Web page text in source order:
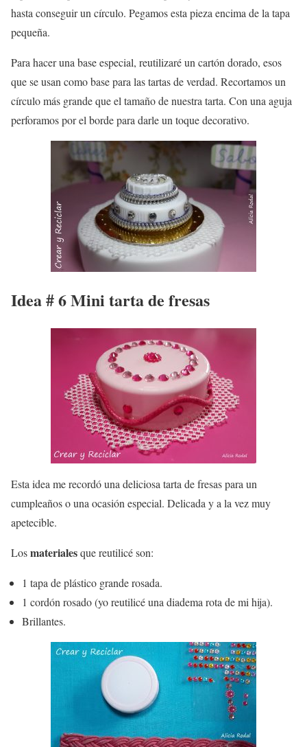
hasta conseguir un círculo. Pegamos esta pieza encima de la tapa
pequeña.
Para hacer una base especial, reutilizaré un cartón dorado, esos
que se usan como base para las tartas de verdad. Recortamos un
círculo más grande que el tamaño de nuestra tarta. Con una aguja
perforamos por el borde para darle un toque decorativo.
Idea # 6 Mini tarta de fresas
Esta idea me recordó una deliciosa tarta de fresas para un
cumpleaños o una ocasión especial. Delicada y a la vez muy
apetecible.
Losmaterialesque reutilicé son:
1 tapa de plástico grande rosada.
1 cordón rosado (yo reutilicé una diadema rota de mi hija).
Brillantes.